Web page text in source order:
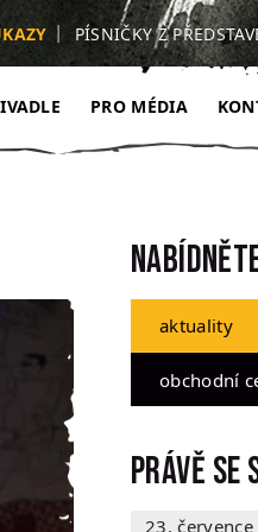
PRO MÉDIA
PÍSNIČKY Z
aktuality
obchodní
Právě
23.